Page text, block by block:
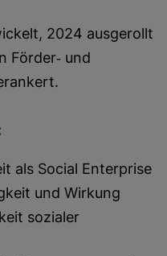
2024 ausgerollt
Förder‑ und
als Social Enterprise
und Wirkung
sozialer